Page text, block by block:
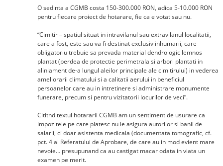
O sedinta a CGMB costa 150-300.000 RON, adica 5-10.000 RON
pentru fiecare proiect de hotarare, fie ca e votat sau nu.
“Cimitir – spatiul situat in intravilanul sau extravilanul localitatii,
care a fost, este sau va fi destinat exclusiv inhumarii, care
obligatoriu trebuie sa prevada material dendrologic lemnos
plantat (perdea de protectie perimetrala si arbori plantati in
aliniament de-a lungul aleilor principale ale cimitirului) in vederea
ameliorarii climatului si a calitatii aerului in beneficiul
persoanelor care au in intretinere si administrare monumente
funerare, precum si pentru vizitatorii locurilor de veci”.
Cititnd textul hotararii CGMB am un sentiment de usurare ca
impozitele pe care platesc nu le asigura autorilor si banii de
salarii, ci doar asistenta medicala (documentata tomografic, cf.
pct. 4 al Referatului de Aprobare, de care au in mod evient mare
nevoie… presupunand ca au castigat macar odata in viata un
examen pe merit.